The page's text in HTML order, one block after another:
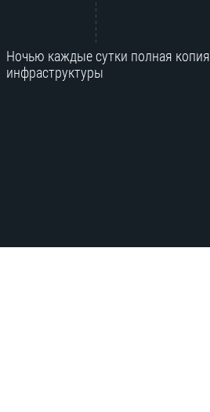
Ночью каждые сутки полная копия
инфраструктуры